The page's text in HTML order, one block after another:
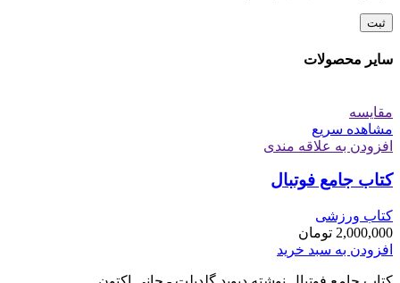
سایر محصولات
مقایسه
مشاهده سریع
افزودن به علاقه مندی
کتاب جامع فوتبال
کتاب ورزشی
2,000,000 تومان
افزودن به سبد خرید